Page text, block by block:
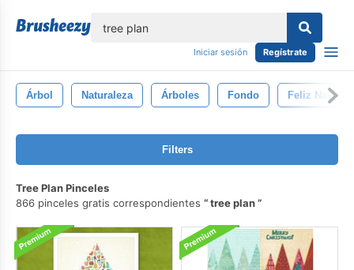
Iniciar sesión Regístrate
Árbol Naturaleza Árboles Fondo Feliz Navidad
Filters
Tree Plan Pinceles
866 pinceles gratis correspondientes
tree plan